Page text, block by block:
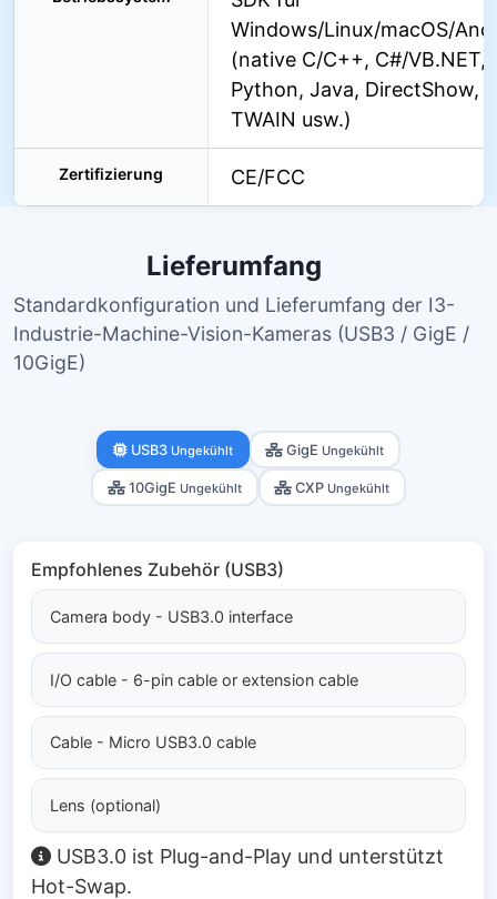
Windows/Linux/macOS/
(native C/C++, C#/VB.NET,
Python, Java, DirectShow,
TWAIN usw.)
Zertifizierung CE/FCC
Lieferumfang
Standardkonfiguration und Lieferumfang der I3-
Industrie-Machine-Vision-Kameras (USB3 / GigE /
10GigE)
USB3 Ungekühlt GigE Ungekühlt
10GigE Ungekühlt CXP Ungekühlt
Empfohlenes Zubehör (USB3)
Camera body - USB3.0 interface
I/O cable - 6-pin cable or extension cable
Cable - Micro USB3.0 cable
Lens (optional)
USB3.0 ist Plug-and-Play und unterstützt
Hot-Swap.